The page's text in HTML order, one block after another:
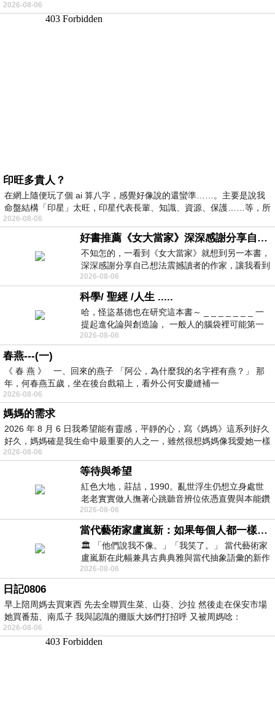
2026-08-06
印旺多貴人？
在網上隨便玩了個 ai 算八字，感覺好像說的還蠻準……。主要是說我
命盤結構「印星」太旺，印星代表長輩、知識、資源、保護……等，所
2026-08-06
好書推薦《女大當家》深深感謝分享自己想法震撼讀者的作家，讓我看到不同樣貌的家庭！
不知怎的，一看到《女大當家》就想到另一本書，
深深感謝分享自己想法震撼讀者的作家，讓我看到
不同樣貌的家庭！ 《女大
2026-08-06
科學/ 聖經 /人生 .....
哈，怪盜基德也在研究這本書～ _ _ _ _ _ _ _ 一
提起進化論與創造論， 一般人的腦袋裡可能第一
時間就有「 進化論很科
2026-08-06
春燕---(一)
《 春 燕 》 一、回來的燕子 「阿公，為什麼我的名字裡有燕？」 那
年，何春燕五歲，坐在後台戲箱上，看外公何安慶縫補一
2026-08-06
媽媽的需求
2026 年 8 月 6 日我希望能有靈感，平靜的心，寫《媽媽》這系列好久
好久，媽媽確是我生命中最重要的人之一，雖然很想媽媽像我愛她一樣
2026-08-06
等待與希望
紅色大地，莊喆，1990。亂世浮生仍想立身處世
老老實實做人撫著心跳聽音辨位依憑直覺與本能鑽
向裂隙的亮處探索另一個心聲另一個共鳴的
2026-08-06
當代藝術家盧嵐新：如果每個人都一樣，這世界該有多無聊？
🏛️ 「他們說我不像。」「我笑了。」 當代藝術家
盧嵐新在此幅兼具古典典雅與當代抽象語彙的新作
中，以沈靜的藍色空間為背景，描繪了
2026-08-06
日記0806
早上陪周媽去買東西 先去全聯買生菜、山葵、沙拉 然後走在保安市場
她買番茄、南瓜子 我與認識的攤販大姊們打招呼 又被周媽唸：
2026-08-06